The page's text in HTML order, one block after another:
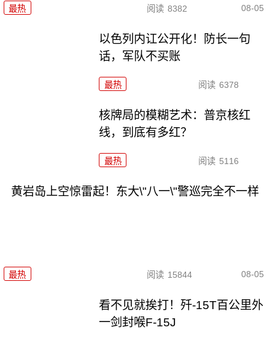
最热 阅读 8382 08-05
以色列内讧公开化！防长一句
话，军队不买账
最热 阅读 6378
核牌局的模糊艺术：普京核红
线，到底有多红？
最热 阅读 5116
黄岩岛上空惊雷起！东大\"八一\"警巡完全不一样
最热 阅读 15844 08-05
看不见就挨打！歼-15T百公里外
一剑封喉F-15J